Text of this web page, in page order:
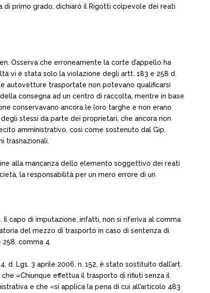
di primo grado, dichiarò il Rigotti colpevole dei reati
Osserva che erroneamente la corte d’appello ha
vi è stata solo la violazione degli artt. 183 e 258 d.
le autovetture trasportate non potevano qualificarsi
consegna ad un centro di raccolta, mentre in base
conservavano ancora le loro targhe e non erano
stessi da parte dei proprietari, che ancora non
amministrativo, così come sostenuto dal Gip.
trasnazionali.
alla mancanza dello elemento soggettivo dei reati
la responsabilità per un mero errore di un
Il capo di imputazione, infatti, non si riferiva al comma
del mezzo di trasporto in caso di sentenza di
comma 4.
d. Lgs. 3 aprile 2006, n. 152, è stato sostituito dall’art.
«Chiunque effettua il trasporto di rifiuti senza il
e che «si applica la pena di cui all’articolo 483